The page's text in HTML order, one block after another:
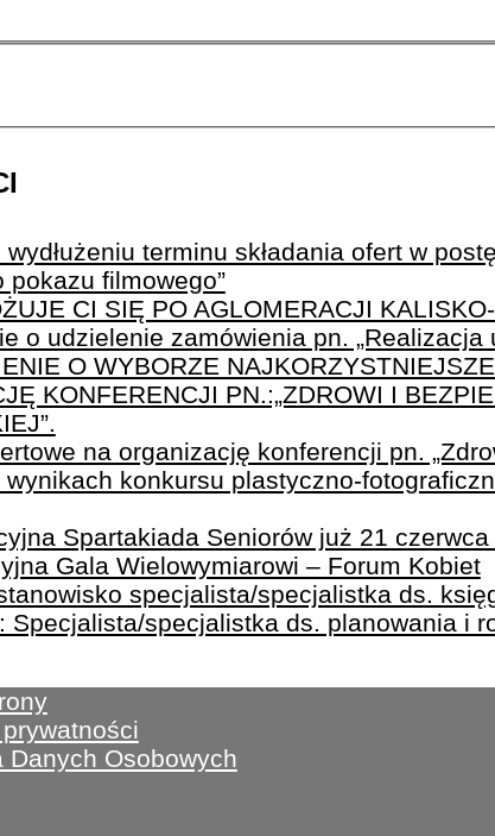
terminu składania ofert w
pokazu filmowego”
CI SIĘ PO AGLOMERACJI
o udzielenie zamówienia pn.
O WYBORZE
KONFERENCJI PN.:„ZDROWI I
na organizację konferencji pn.
wynikach konkursu plastyczno-
Spartakiada Seniorów już 21
Gala Wielowymiarowi – Forum Kobiet
specjalista/specjalistka ds.
Specjalista/specjalistka ds. planowania i
Danych Osobowych